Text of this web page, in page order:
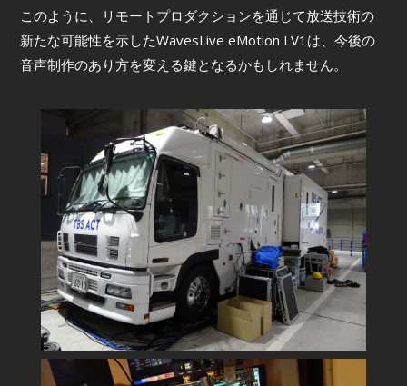
このように、リモートプロダクションを通じて放送技術の
新たな可能性を示したWavesLive eMotion LV1は、今後の
音声制作のあり方を変える鍵となるかもしれません。